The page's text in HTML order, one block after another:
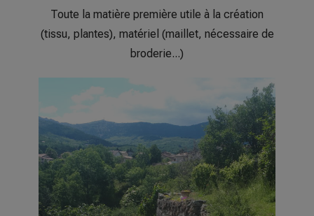
Toute la matière première utile à la création
(tissu, plantes), matériel (maillet, nécessaire de
broderie...)